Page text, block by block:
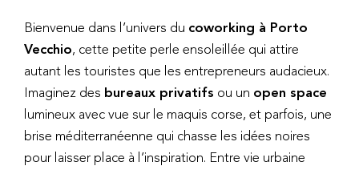
Bienvenue dans l’univers du coworking à Porto
Vecchio, cette petite perle ensoleillée qui attire
autant les touristes que les entrepreneurs audacieux.
Imaginez des bureaux privatifs ou un open space
lumineux avec vue sur le maquis corse, et parfois, une
brise méditerranéenne qui chasse les idées noires
pour laisser place à l’inspiration. Entre vie urbaine